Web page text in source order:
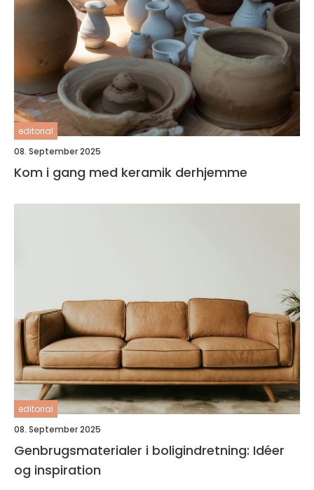
editorial
08. September 2025
Kom i gang med keramik derhjemme
editorial
08. September 2025
Genbrugsmaterialer i boligindretning: Idéer
og inspiration